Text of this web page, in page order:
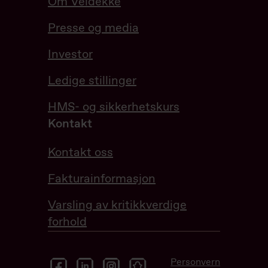
Presse og media
Investor
Ledige stillinger
HMS- og sikkerhetskurs
Kontakt
Kontakt oss
Fakturainformasjon
Varsling av kritikkverdige
forhold
facebooklinkedininstagramsnapchat Personvern